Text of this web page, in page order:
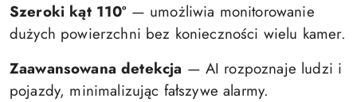
Szeroki kąt 110º— umożliwia monitorowanie
dużych powierzchni bez konieczności wielu kamer.
Zaawansowana detekcja — AI rozpoznaje ludzi i
pojazdy, minimalizując fałszywe alarmy.